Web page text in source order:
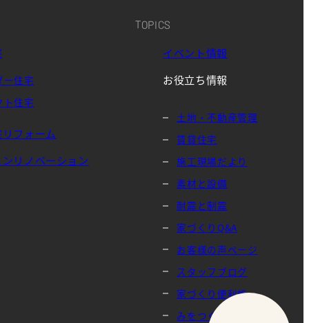
ー住宅
ト住宅
フォーム
リノベーション
TOPICS
イベント情報
お役立ち情報
土地・不動産管理
賃貸住宅
施工現場だより
素材と設備
耐震と制震
家づくりQ&A
お客様の声ページ
スタッフブログ
家づくり便利帳
みをつくし